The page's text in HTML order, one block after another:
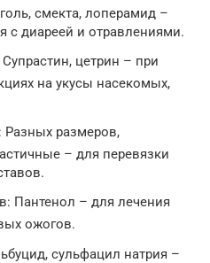
смекта, лоперамид –
с диареей и отравлениями.
цетрин – при
на укусы насекомых,
размеров,
– для перевязки
Пантенол – для лечения
ожогов.
сульфацил натрия –